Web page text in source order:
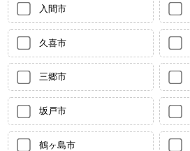
入間市
久喜市
三郷市
坂戸市
鶴ヶ島市